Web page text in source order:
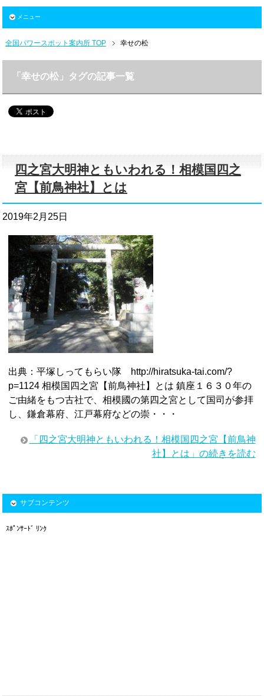
メニュー
全国パワースポット案内所 TOP 幸せの松
「幸せの松」タグの記事一覧
四之宮大明神ともいわれる！相模国四之
宮【前鳥神社】とは
2019年2月25日
出典：平塚しってもらい隊 http://hiratsuka-tai.com/?
p=1124 相模国四之宮【前鳥神社】とは 鎮座１６３０年の
ご由緒をもつ古社で、相模國の第四之宮として国司が参拝
し、鎌倉幕府、江戸幕府などの崇・・・
「四之宮大明神ともいわれる！相模国四之宮【前鳥神
社】とは」の続きを読む
サブコンテンツ
ｽﾎﾟﾝｻｰﾄﾞ ﾘﾝｸ